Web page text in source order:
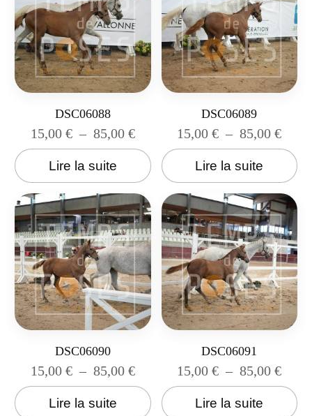
DSC06088
15,00 € – 85,00 €
Lire la suite
DSC06089
15,00€ – 85,00€
Lire la suite
DSC06090
15,00 € – 85,00 €
Lire la suite
DSC06091
15,00€ – 85,00€
Lire la suite